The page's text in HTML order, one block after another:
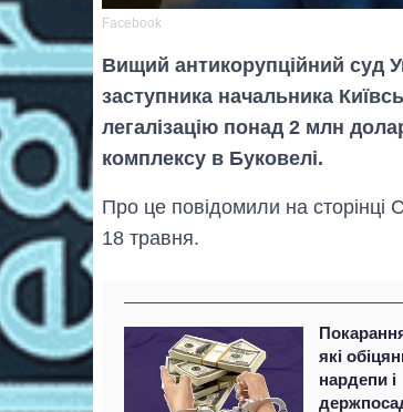
Facebook
Вищий антикорупційний суд
заступника начальника
легалізацію понад 2 млн
комплексу в Буковелі.
Про це повідомили на сторінці
18 травня.
які
нардепи і